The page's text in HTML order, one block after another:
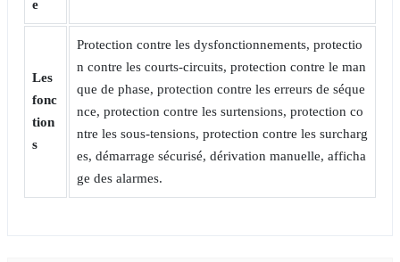
e
Les
fonc
tion
s
Protection contre les dysfonctionnements, protectio
n contre les courts-circuits, protection contre le man
que de phase, protection contre les erreurs de séque
nce, protection contre les surtensions, protection co
ntre les sous-tensions, protection contre les surcharg
es, démarrage sécurisé, dérivation manuelle, afficha
ge des alarmes.